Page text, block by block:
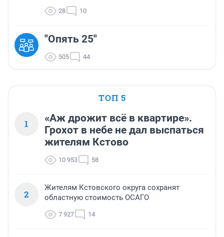
28 10
"Опять 25"
505 44
ТОП 5
1
«Аж дрожит всё в квартире».
Грохот в небе не дал выспаться
жителям Кстово
10 953 58
2
Жителям Кстовского округа сохранят
областную стоимость ОСАГО
7 927 14